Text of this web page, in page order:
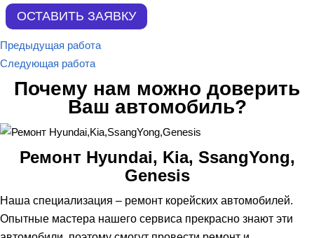
Предыдущая работа
Следующая работа
Почему нам можно доверить
Ваш автомобиль?
Ремонт Hyundai, Kia, SsangYong,
Genesis
Наша специализация – ремонт корейских автомобилей.
Опытные мастера нашего сервиса прекрасно знают эти